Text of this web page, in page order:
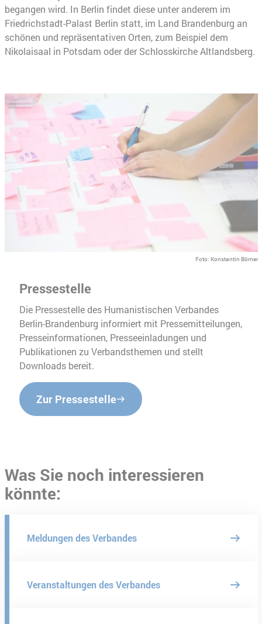
begangen wird. In Berlin findet diese unter anderem im
Friedrichstadt-Palast Berlin statt, im Land Brandenburg an
schönen und repräsentativen Orten, zum Beispiel dem
Nikolaisaal in Potsdam oder der Schlosskirche Altlandsberg.
Foto: Konstantin Börner
Pressestelle
Die Pressestelle des Humanistischen Verbandes
Berlin-Brandenburg informiert mit Pressemitteilungen,
Presseinformationen, Presseeinladungen und
Publikationen zu Verbandsthemen und stellt
Downloads bereit.
Zur Pressestelle
Was Sie noch interessieren
könnte:
Meldungen des Verbandes
Veranstaltungen des Verbandes